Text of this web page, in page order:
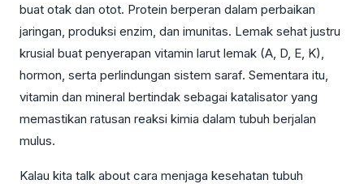
buat otak dan otot. Protein berperan dalam perbaikan
jaringan, produksi enzim, dan imunitas. Lemak sehat justru
krusial buat penyerapan vitamin larut lemak (A, D, E, K),
hormon, serta perlindungan sistem saraf. Sementara itu,
vitamin dan mineral bertindak sebagai katalisator yang
memastikan ratusan reaksi kimia dalam tubuh berjalan
mulus.
Kalau kita talk about cara menjaga kesehatan tubuh